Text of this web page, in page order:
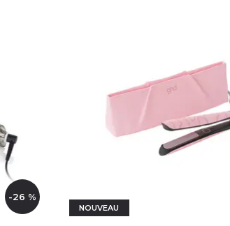
-26 %
NOUVEAU